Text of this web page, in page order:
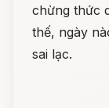
chừng thức
thế, ngày
sai lạc.